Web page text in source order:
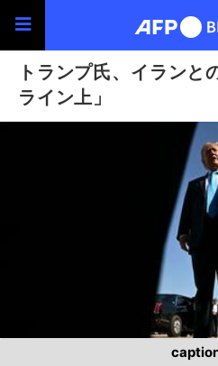
トランプ氏、イランと
ライン上」